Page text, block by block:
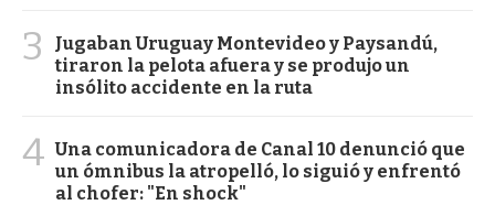
3
Jugaban Uruguay Montevideo y Paysandú,
tiraron la pelota afuera y se produjo un
insólito accidente en la ruta
4 Una comunicadora de Canal 10 denunció que
un ómnibus la atropelló, lo siguió y enfrentó
al chofer: "En shock"